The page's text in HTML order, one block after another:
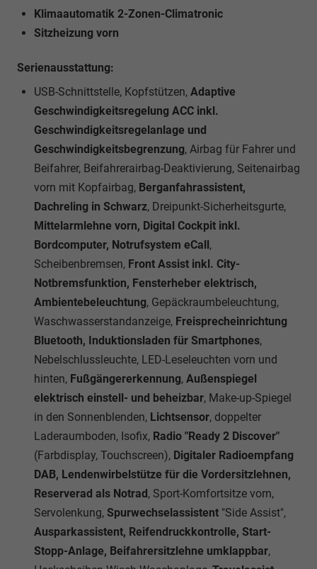
Klimaautomatik 2-Zonen-Climatronic
Sitzheizung vorn
Serienausstattung:
USB-Schnittstelle, Kopfstützen, Adaptive
Geschwindigkeitsregelung ACC inkl.
Geschwindigkeitsregelanlage und
Geschwindigkeitsbegrenzung, Airbag für Fahrer und
Beifahrer, Beifahrerairbag-Deaktivierung, Seitenairbag
vorn mit Kopfairbag, Berganfahrassistent,
Dachreling in Schwarz, Dreipunkt-Sicherheitsgurte,
Mittelarmlehne vorn, Digital Cockpit inkl.
Bordcomputer, Notrufsystem eCall,
Scheibenbremsen, Front Assist inkl. City-
Notbremsfunktion, Fensterheber elektrisch,
Ambientebeleuchtung, Gepäckraumbeleuchtung,
Waschwasserstandanzeige, Freisprecheinrichtung
Bluetooth, Induktionsladen für Smartphones,
Nebelschlussleuchte, LED-Leseleuchten vorn und
hinten, Fußgängererkennung, Außenspiegel
elektrisch einstell- und beheizbar, Make-up-Spiegel
in den Sonnenblenden, Lichtsensor, doppelter
Laderaumboden, Isofix, Radio "Ready 2 Discover"
(Farbdisplay, Touchscreen), Digitaler Radioempfang
DAB, Lendenwirbelstütze für die Vordersitzlehnen,
Reserverad als Notrad, Sport-Komfortsitze vorn,
Servolenkung, Spurwechselassistent "Side Assist",
Ausparkassistent, Reifendruckkontrolle, Start-
Stopp-Anlage, Beifahrersitzlehne umklappbar,